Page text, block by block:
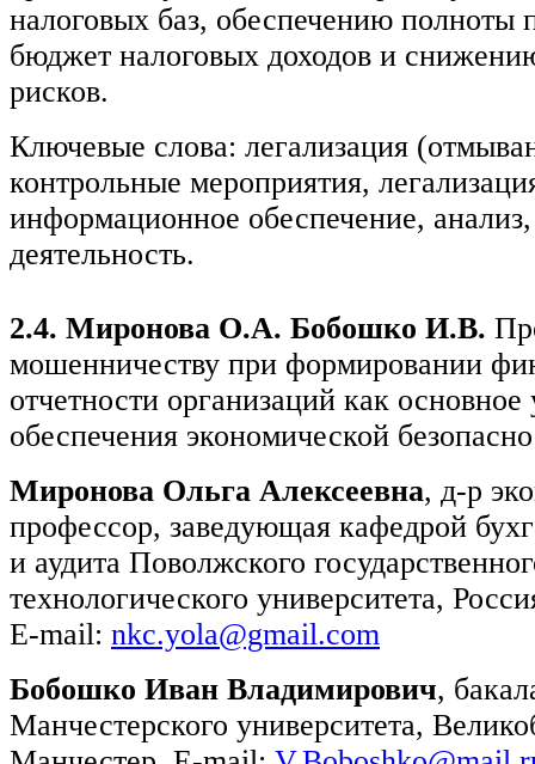
налоговых баз, обеспечению полноты
бюджет налоговых доходов и
рисков.
Ключевые слова: легализация
контрольные мероприятия,
информационное обеспечение,
деятельность.
2.4. Миронова О.А. Бобошко И.В.
мошенничеству при формировании
отчетности организаций как основное
обеспечения экономической
Миронова Ольга Алексеевна, д-р
профессор, заведующая кафедрой
и аудита Поволжского
технологического университета,
E-mail: nkc.yola@gmail.com
Бобошко Иван Владимирович,
Манчестерского университета,